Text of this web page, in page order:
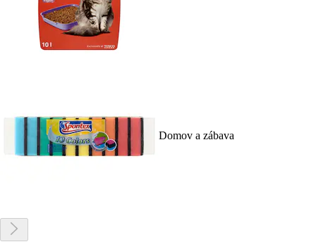
Domov a zábava